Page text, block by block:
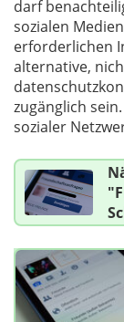
darf
sozialen
erforderlichen
alternative,
zugänglich
sozialer